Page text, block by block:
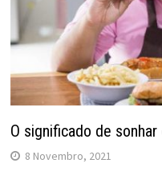
O significado de
8 Novembro, 2021